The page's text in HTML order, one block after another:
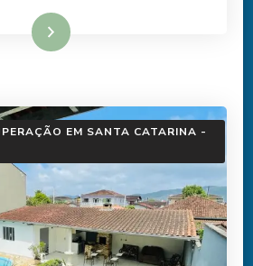
Ler mais
EM SANTA CATARINA -